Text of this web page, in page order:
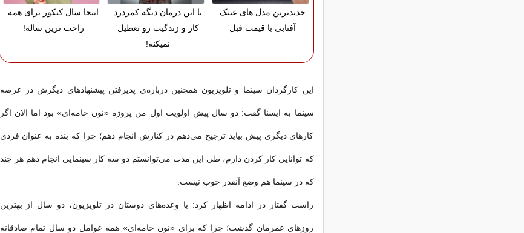
جدیدترین مدل های عینک
آفتابی با قیمت قبل
با این درمان دیگه کمردرد
کار و زندگیت رو تعطیل
نمیکنه!
اینجا سال کنکور برای همه
راحت ترین ساله!
این کارگردان سینما و تلویزیون همچنین درباره‌ی پذیرفتن پیشنهادهای دیگرش در عرصه
سینما به ایسنا گفت: دو سال پیش اولویت اول من پروژه «نون‌ خامه‌ای» بود اما الان اگر
کارهای دیگری پیش بیاید ترجیح می‌دهم در کنارش انجام دهم؛ چرا که بنده به عنوان فردی
که توانایی کار کردن دارم، طی این مدت می‌توانستم دو سه کار سینمایی انجام دهم هر چند
که در سینما هم وضع آنقدر خوب نیست.
راست‌ گفتار در ادامه اظهار کرد: با وعده‌های دوستان در تلویزیون، دو سال از بهترین
روزهای عمرمان گذشت؛ چرا که برای «نون‌ خامه‌ای» همه عوامل دو سال تمام صادقانه